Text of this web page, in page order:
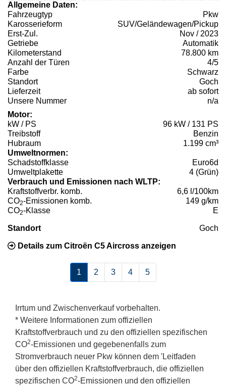
Allgemeine Daten:
Fahrzeugtyp
Pkw
Karosserieform
SUV/Geländewagen/Pickup
Erst-Zul.
Nov / 2023
Getriebe
Automatik
Kilometerstand
78.800 km
Anzahl der Türen
4/5
Farbe
Schwarz
Standort
Goch
Lieferzeit
ab sofort
Unsere Nummer
n/a
Motor:
kW / PS
96 kW / 131 PS
Treibstoff
Benzin
Hubraum
1.199 cm³
Umweltnormen:
Schadstoffklasse
Euro6d
Umweltplakette
4 (Grün)
Verbrauch und Emissionen nach WLTP:
Kraftstoffverbr. komb.
6,6 l/100km
CO2-Emissionen komb.
149 g/km
CO2-Klasse E
Standort Goch
Details zum Citroën C5 Aircross anzeigen
1 2 3 4 5
Irrtum und Zwischenverkauf vorbehalten.
* Weitere Informationen zum offiziellen
Kraftstoffverbrauch und zu den offiziellen spezifischen
CO2-Emissionen und gegebenenfalls zum
Stromverbrauch neuer Pkw können dem 'Leitfaden
über den offiziellen Kraftstoffverbrauch, die offiziellen
spezifischen CO2-Emissionen und den offiziellen